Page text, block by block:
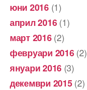
юни 2016(1)
април 2016(1)
март 2016(2)
февруари 2016(2)
януари 2016 (3)
декември 2015(2)